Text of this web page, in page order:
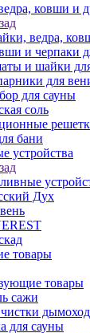
ковши и
ведра,
и черпаки
и шайки
для
для сауны
соль
бани
устройства
Дух
товары
товары
сажи
для сауны